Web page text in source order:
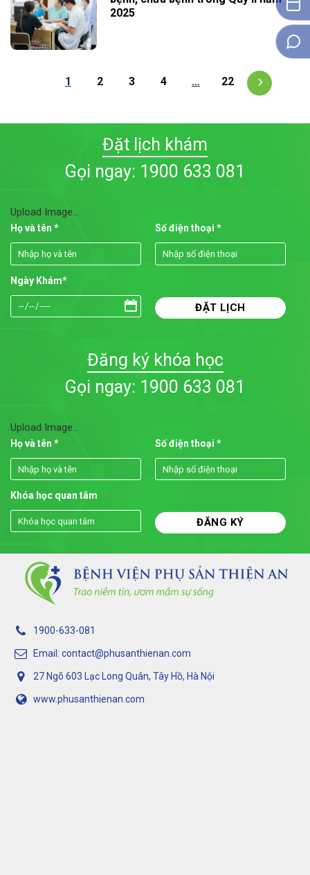
2025
1 2 3 4 … 22
Đặt lịch khám
Gọi ngay: 1900 633 081
Upload Image...
Họ và tên * Số điện thoại *
Ngày Khám*
Đăng ký khóa học
Gọi ngay: 1900 633 081
Upload Image...
Họ và tên * Số điện thoại *
Khóa học quan tâm
1900-633-081
Email: contact@phusanthienan.com
27 Ngõ 603 Lạc Long Quân, Tây Hồ, Hà Nội
www.phusanthienan.com